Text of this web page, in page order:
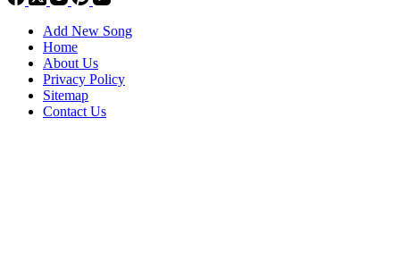
Add New Song
Home
About Us
Privacy Policy
Sitemap
Contact Us